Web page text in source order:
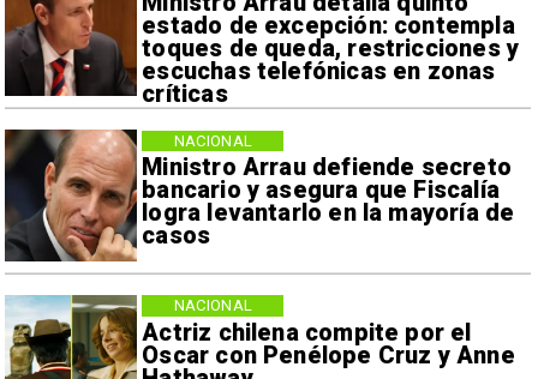
estado de excepción: contempla
toques de queda, restricciones y
escuchas telefónicas en zonas
críticas
Ministro Arrau defiende secreto
bancario y asegura que Fiscalía
logra levantarlo en la mayoría de
casos
NACIONAL
Actriz chilena compite por el
Oscar con Penélope Cruz y Anne
NACIONAL